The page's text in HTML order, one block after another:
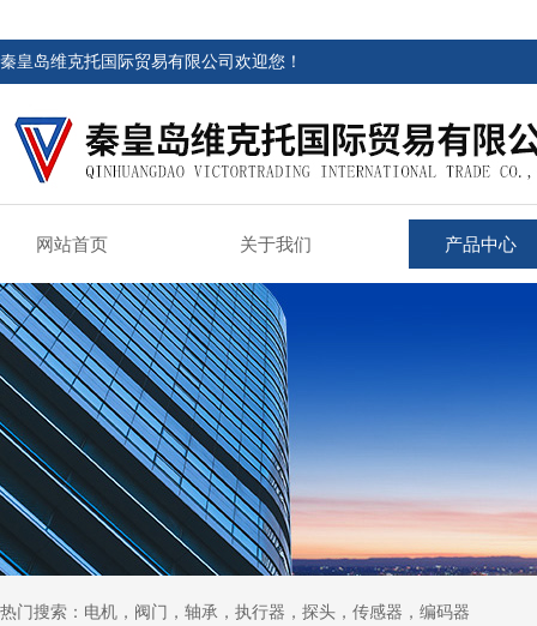
秦皇岛维克托国际贸易有限公司欢迎您！
网站首页 关于我们 产品中心
热门搜索：电机，阀门，轴承，执行器，探头，传感器，编码器